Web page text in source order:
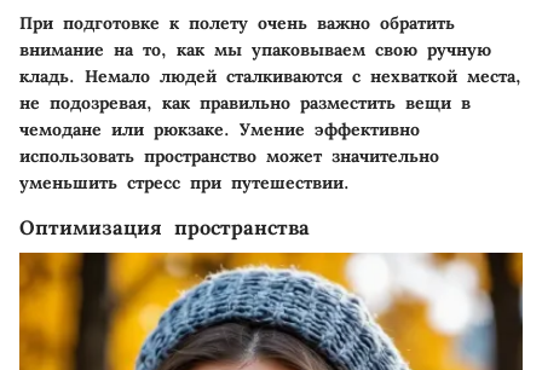
При подготовке к полету очень важно обратить
внимание на то, как мы упаковываем свою ручную
кладь. Немало людей сталкиваются с нехваткой места,
не подозревая, как правильно разместить вещи в
чемодане или рюкзаке. Умение эффективно
использовать пространство может значительно
уменьшить стресс при путешествии.
Оптимизация пространства